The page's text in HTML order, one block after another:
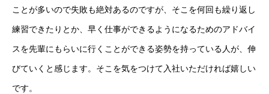
ことが多いので失敗も絶対あるのですが、そこを何回も繰り返し
練習できたりとか、早く仕事ができるようになるためのアドバイ
スを先輩にもらいに行くことができる姿勢を持っている人が、伸
びていくと感じます。そこを気をつけて入社いただければ嬉しい
です。